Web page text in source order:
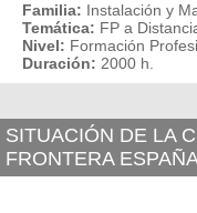
Familia: Instalación y
Temática: FP a
Nivel: Formación
Duración: 2000 h.
SITUACIÓN DE LA
FRONTERA